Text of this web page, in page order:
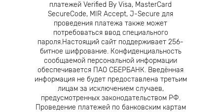
платежей Verified By Visa, MasterCard
SecureCode, MIR Accept, J-Secure для
проведения платежа также может
потребоваться ввод специального
пароля.Настоящий сайт поддерживает 256-
битное шифрование. Конфиденциальность
сообщаемой персональной информации
обеспечивается ПАО СБЕРБАНК. Введённая
информация не будет предоставлена третьим
лицам за исключением случаев,
предусмотренных законодательством РФ.
Проведение платежей по банковским картам